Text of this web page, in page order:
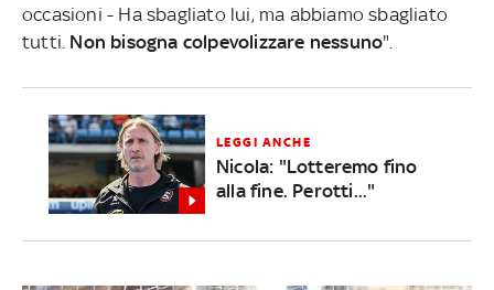
occasioni - Ha sbagliato lui, ma abbiamo sbagliato
tutti. Non bisogna colpevolizzare nessuno".
LEGGI ANCHE
Nicola: "Lotteremo fino
alla fine. Perotti..."